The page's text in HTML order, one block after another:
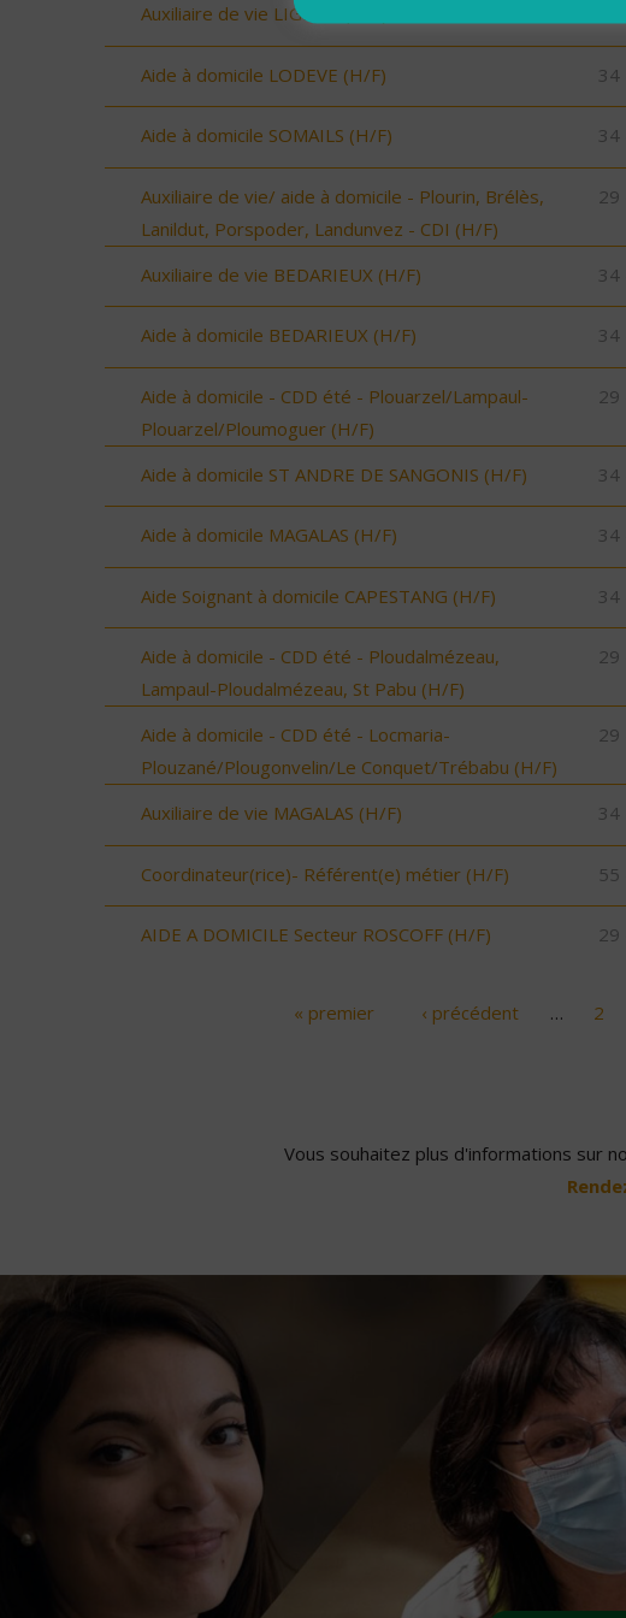
Auxiliaire de vie LIGNAN (H/F)
Aide à domicile LODEVE (H/F) 34
Aide à domicile SOMAILS (H/F) 34
Auxiliaire de vie/ aide à domicile - Plourin, Brélès,
Lanildut, Porspoder, Landunvez - CDI (H/F)
29
Auxiliaire de vie BEDARIEUX (H/F) 34
Aide à domicile BEDARIEUX (H/F) 34
Aide à domicile - CDD été - Plouarzel/Lampaul-
Plouarzel/Ploumoguer (H/F)
29
Aide à domicile ST ANDRE DE SANGONIS (H/F) 34
Aide à domicile MAGALAS (H/F) 34
Aide Soignant à domicile CAPESTANG (H/F) 34
Aide à domicile - CDD été - Ploudalmézeau,
Lampaul-Ploudalmézeau, St Pabu (H/F)
29
Aide à domicile - CDD été - Locmaria-
Plouzané/Plougonvelin/Le Conquet/Trébabu (H/F)
29
Auxiliaire de vie MAGALAS (H/F) 34
Coordinateur(rice)- Référent(e) métier (H/F) 55
AIDE A DOMICILE Secteur ROSCOFF (H/F) 29
« premier ‹ précédent … 2
Vous souhaitez plus d'informations sur